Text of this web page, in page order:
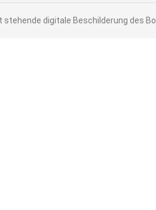
stehende digitale Beschilderung des